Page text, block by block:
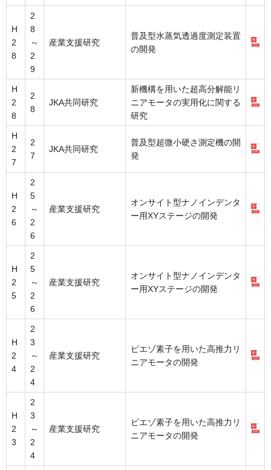
H
2
8
2
8
～
2
9
産業支援研究
普及型水蒸気透過度測定装置
の開発
H
2
8
2
8
JKA共同研究
新機構を用いた超高分解能リ
ニアモータの実用化に関する
研究
H
2
7
2
7
JKA共同研究
普及型超微小硬さ測定機の開
発
H
2
6
2
5
～
2
6
産業支援研究
オンサイト型ナノインデンタ
ー用XYステージの開発
H
2
5
2
5
～
2
6
産業支援研究
オンサイト型ナノインデンタ
ー用XYステージの開発
H
2
4
2
3
～
2
4
産業支援研究
ピエゾ素子を用いた高推力リ
ニアモータの開発
H
2
3
2
3
～
2
4
産業支援研究
ピエゾ素子を用いた高推力リ
ニアモータの開発